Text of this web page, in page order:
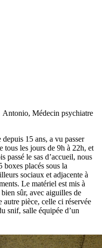
Antonio, Médecin psychiatre
15 ans, a vu passer
tous les jours de 9h à 22h, et
passé le sas d’accueil, nous
boxes placés sous la
sociaux et adjacente à
Le matériel est mis à
sûr, avec aiguilles de
autre pièce, celle ci réservée
snif, salle équipée d’un